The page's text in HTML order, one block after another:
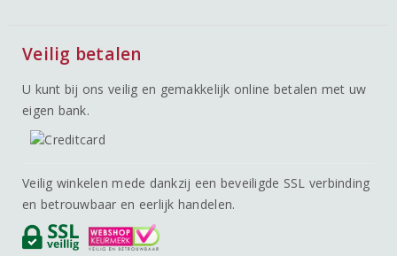
Veilig betalen
U kunt bij ons veilig en gemakkelijk online betalen met uw
eigen bank.
Veilig winkelen mede dankzij een beveiligde SSL verbinding
en betrouwbaar en eerlijk handelen.